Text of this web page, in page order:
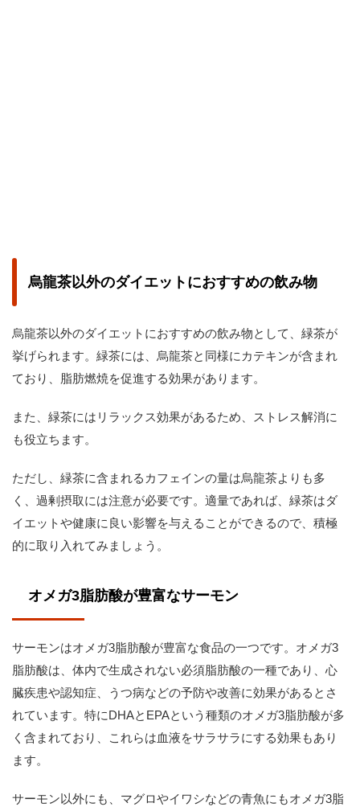
烏龍茶以外のダイエットにおすすめの飲み物
烏龍茶以外のダイエットにおすすめの飲み物として、緑茶が
挙げられます。緑茶には、烏龍茶と同様にカテキンが含まれ
ており、脂肪燃焼を促進する効果があります。
また、緑茶にはリラックス効果があるため、ストレス解消に
も役立ちます。
ただし、緑茶に含まれるカフェインの量は烏龍茶よりも多
く、過剰摂取には注意が必要です。適量であれば、緑茶はダ
イエットや健康に良い影響を与えることができるので、積極
的に取り入れてみましょう。
オメガ3脂肪酸が豊富なサーモン
サーモンはオメガ3脂肪酸が豊富な食品の一つです。オメガ3
脂肪酸は、体内で生成されない必須脂肪酸の一種であり、心
臓疾患や認知症、うつ病などの予防や改善に効果があるとさ
れています。特にDHAとEPAという種類のオメガ3脂肪酸が多
く含まれており、これらは血液をサラサラにする効果もあり
ます。
サーモン以外にも、マグロやイワシなどの青魚にもオメガ3脂